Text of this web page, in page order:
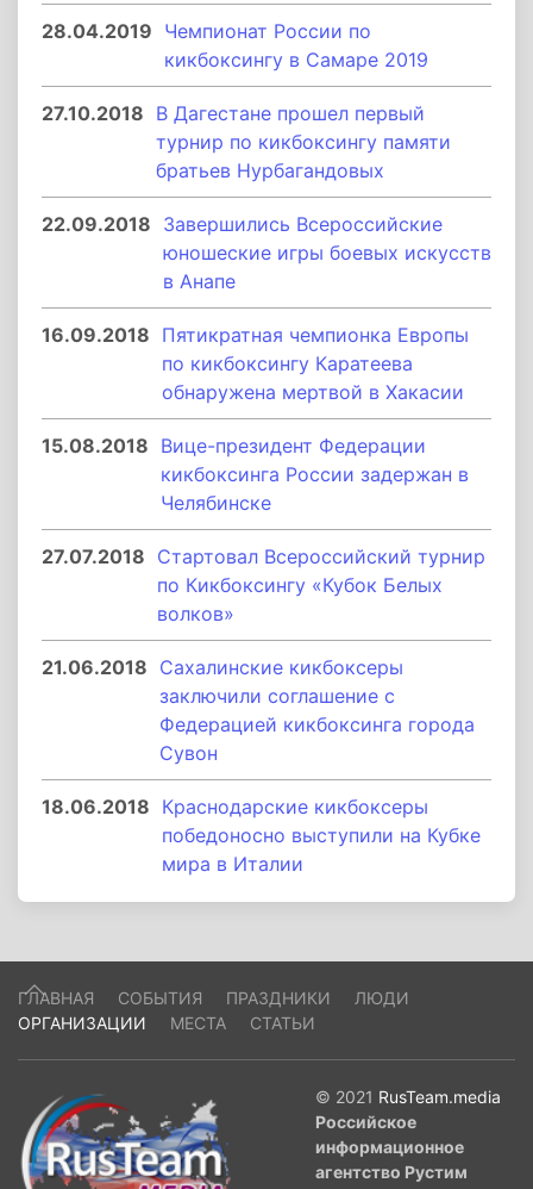
28.04.2019 Чемпионат России по
кикбоксингу в Самаре 2019
27.10.2018 В Дагестане прошел первый
турнир по кикбоксингу памяти
братьев Нурбагандовых
22.09.2018 Завершились Всероссийские
юношеские игры боевых искусств
в Анапе
16.09.2018 Пятикратная чемпионка Европы
по кикбоксингу Каратеева
обнаружена мертвой в Хакасии
15.08.2018 Вице-президент Федерации
кикбоксинга России задержан в
Челябинске
27.07.2018 Стартовал Всероссийский турнир
по Кикбоксингу «Кубок Белых
волков»
21.06.2018 Сахалинские кикбоксеры
заключили соглашение с
Федерацией кикбоксинга города
Сувон
18.06.2018 Краснодарские кикбоксеры
победоносно выступили на Кубке
мира в Италии
ГЛАВНАЯ СОБЫТИЯ ПРАЗДНИКИ
ЛЮДИ
ОРГАНИЗАЦИИ
МЕСТА СТАТЬИ
© 2021 RusTeam.media
Российское
информационное
агентство Рустим